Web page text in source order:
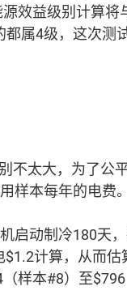
效益级别计算
属4级，这次测
不太大，为了公
样本每年的电费。
启动制冷180天
计算，从而估
样本#8）至